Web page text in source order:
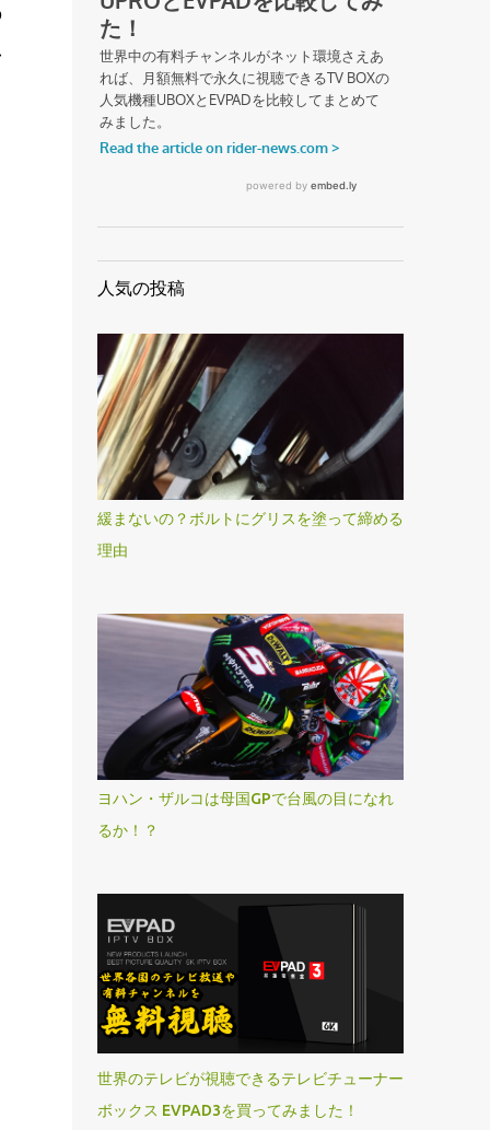
人気の投稿
緩まないの？ボルトにグリスを塗って締める
理由
ヨハン・ザルコは母国GPで台風の目になれ
るか！？
世界のテレビが視聴できるテレビチューナー
ボックス EVPAD3を買ってみました！